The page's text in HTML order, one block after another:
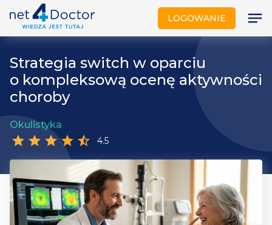
LOGOWANIE notes
Strategia switch w oparciu
o kompleksową ocenę aktywności
choroby
Okulistyka
star star starstar star_half 4.5